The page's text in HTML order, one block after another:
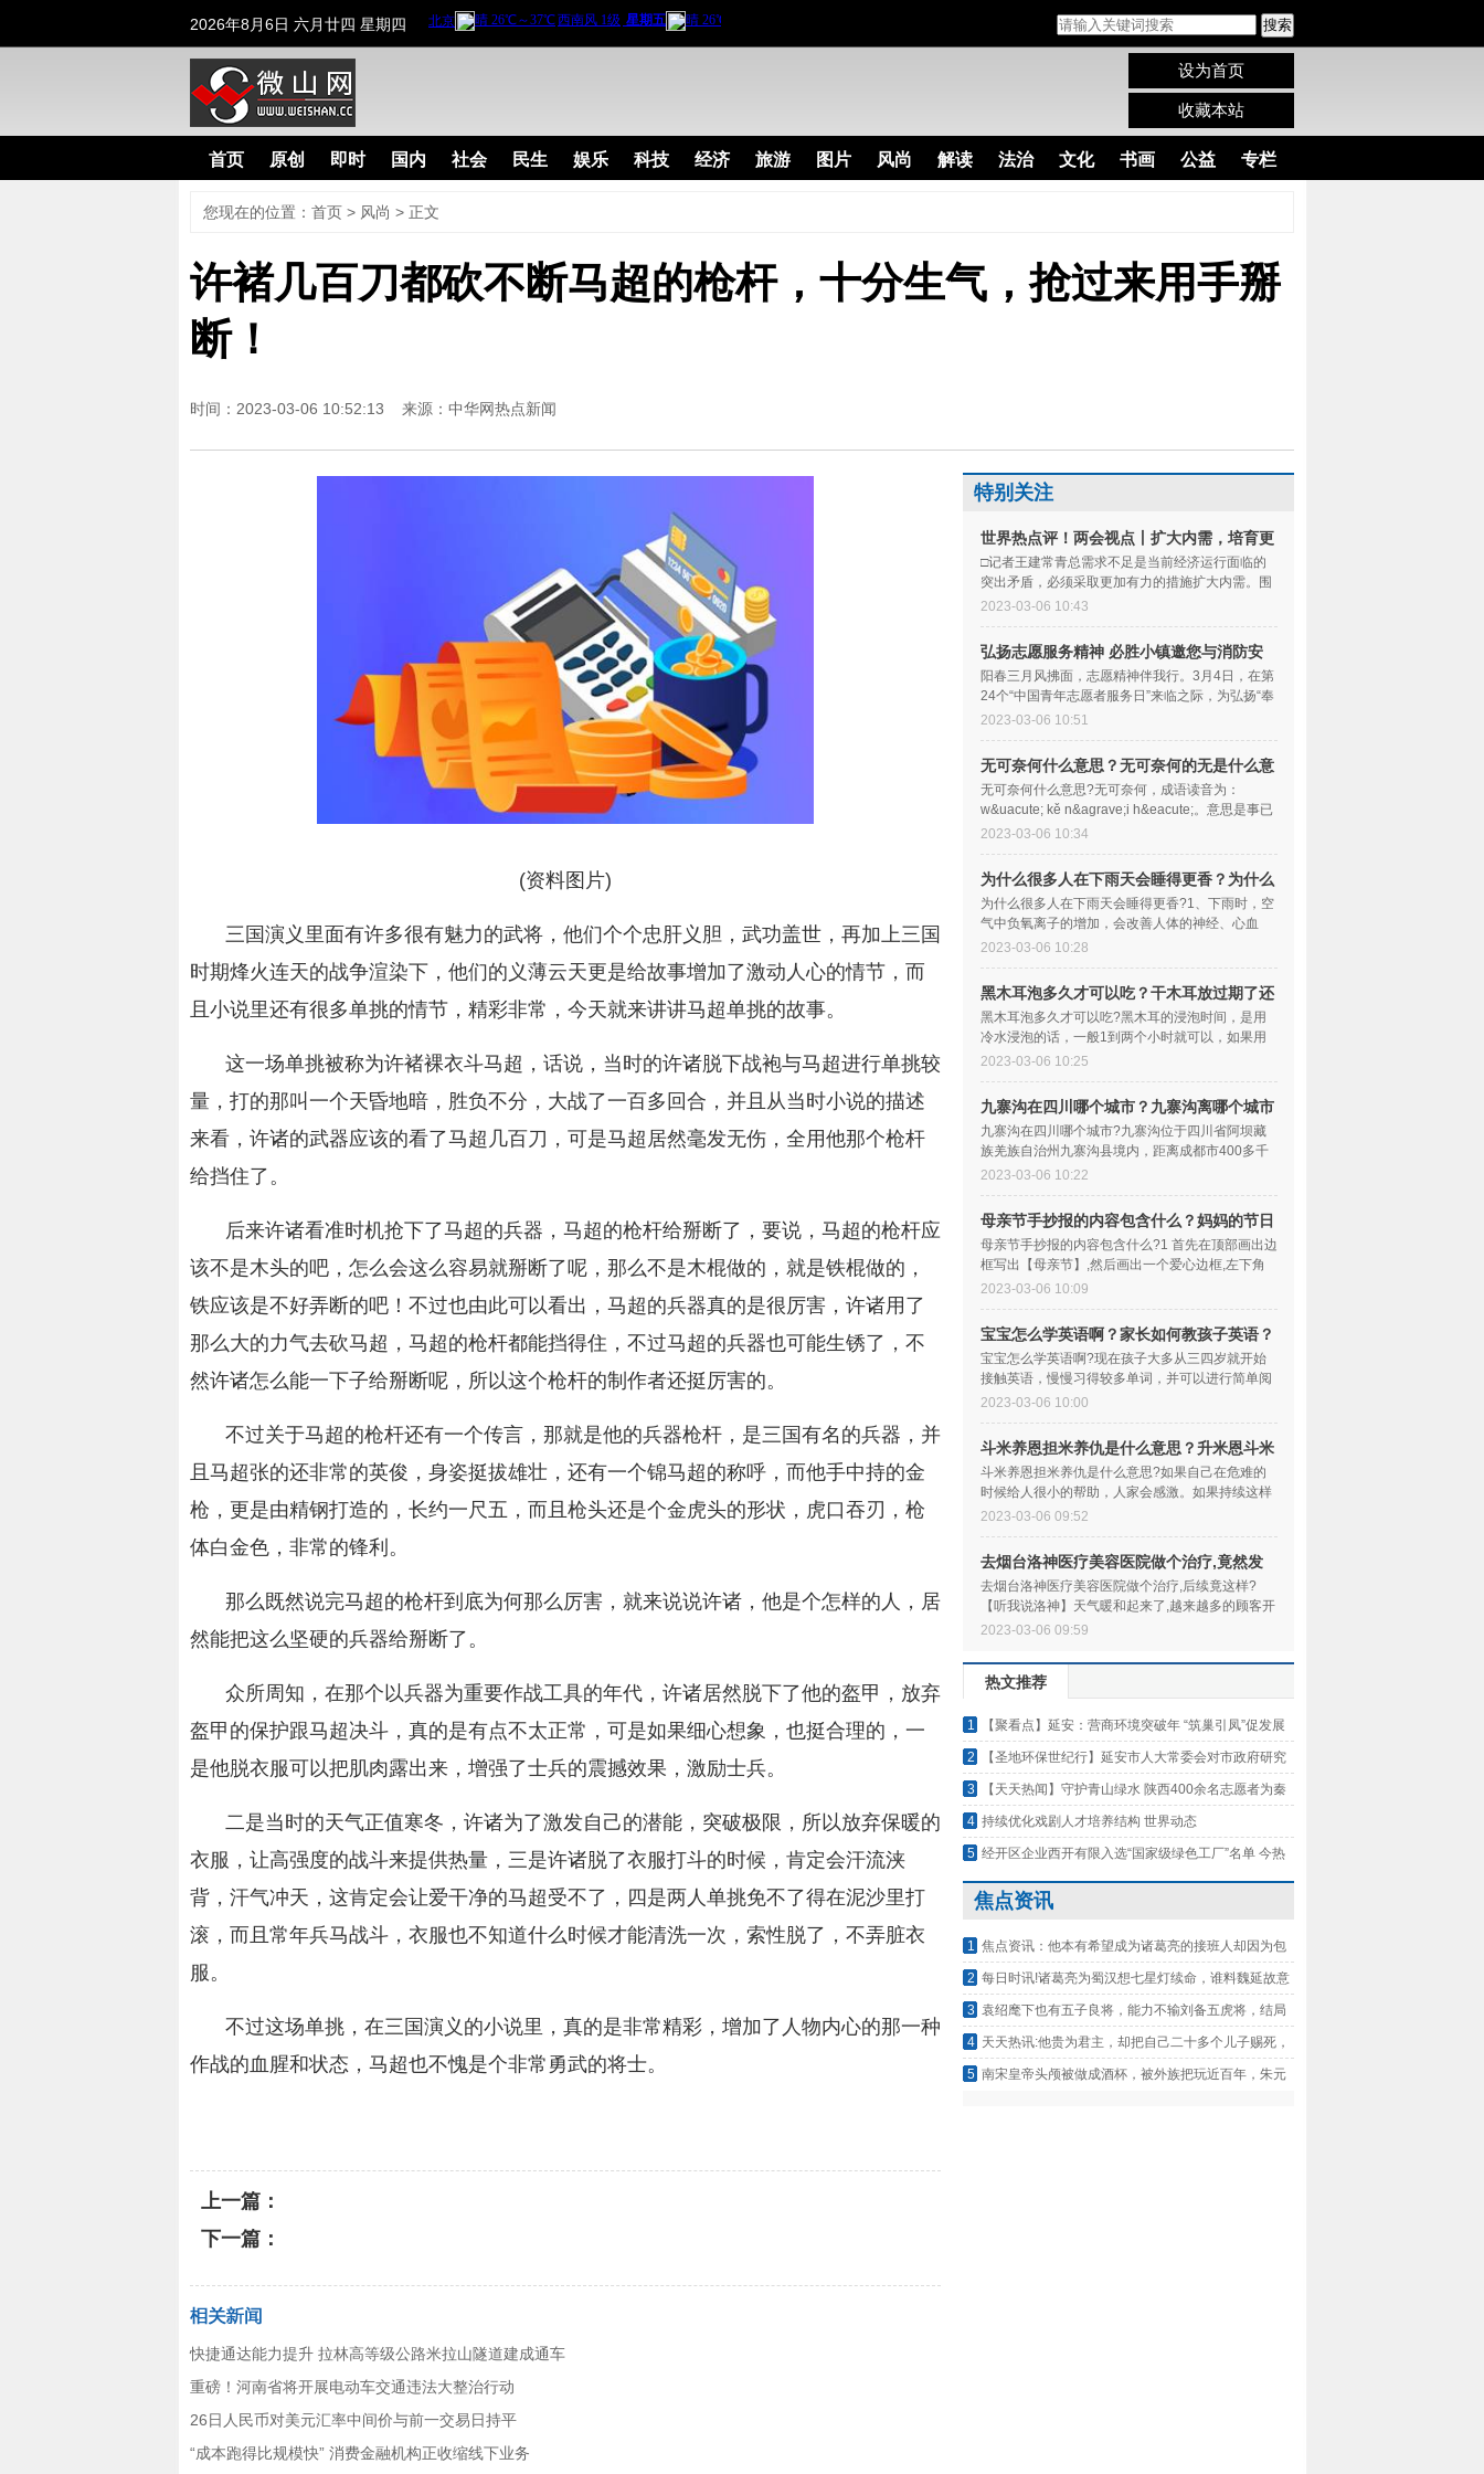
2026年8月6日 六月廿四 星期四 搜索
设为首页
收藏本站
首页 原创 即时 国内 社会 民生 娱乐 科技 经济 旅游 图片 风尚 解读 法治 文化 书画 公益 专栏
您现在的位置： 首页 > 风尚 > 正文
许褚几百刀都砍不断马超的枪杆，十分生气，抢过来用手掰
断！
时间：2023-03-06 10:52:13 来源： 中华网热点新闻
(资料图片)
三国演义里面有许多很有魅力的武将，他们个个忠肝义胆，武功盖世，再加上三国
时期烽火连天的战争渲染下，他们的义薄云天更是给故事增加了激动人心的情节，而
且小说里还有很多单挑的情节，精彩非常，今天就来讲讲马超单挑的故事。
这一场单挑被称为许褚裸衣斗马超，话说，当时的许诸脱下战袍与马超进行单挑较
量，打的那叫一个天昏地暗，胜负不分，大战了一百多回合，并且从当时小说的描述
来看，许诸的武器应该的看了马超几百刀，可是马超居然毫发无伤，全用他那个枪杆
给挡住了。
后来许诸看准时机抢下了马超的兵器，马超的枪杆给掰断了，要说，马超的枪杆应
该不是木头的吧，怎么会这么容易就掰断了呢，那么不是木棍做的，就是铁棍做的，
铁应该是不好弄断的吧！不过也由此可以看出，马超的兵器真的是很厉害，许诸用了
那么大的力气去砍马超，马超的枪杆都能挡得住，不过马超的兵器也可能生锈了，不
然许诸怎么能一下子给掰断呢，所以这个枪杆的制作者还挺厉害的。
不过关于马超的枪杆还有一个传言，那就是他的兵器枪杆，是三国有名的兵器，并
且马超张的还非常的英俊，身姿挺拔雄壮，还有一个锦马超的称呼，而他手中持的金
枪，更是由精钢打造的，长约一尺五，而且枪头还是个金虎头的形状，虎口吞刃，枪
体白金色，非常的锋利。
那么既然说完马超的枪杆到底为何那么厉害，就来说说许诸，他是个怎样的人，居
然能把这么坚硬的兵器给掰断了。
众所周知，在那个以兵器为重要作战工具的年代，许诸居然脱下了他的盔甲，放弃
盔甲的保护跟马超决斗，真的是有点不太正常，可是如果细心想象，也挺合理的，一
是他脱衣服可以把肌肉露出来，增强了士兵的震撼效果，激励士兵。
二是当时的天气正值寒冬，许诸为了激发自己的潜能，突破极限，所以放弃保暖的
衣服，让高强度的战斗来提供热量，三是许诸脱了衣服打斗的时候，肯定会汗流浃
背，汗气冲天，这肯定会让爱干净的马超受不了，四是两人单挑免不了得在泥沙里打
滚，而且常年兵马战斗，衣服也不知道什么时候才能清洗一次，索性脱了，不弄脏衣
服。
不过这场单挑，在三国演义的小说里，真的是非常精彩，增加了人物内心的那一种
作战的血腥和状态，马超也不愧是个非常勇武的将士。
上一篇：
下一篇：
快捷通达能力提升 拉林高等级公路米拉山隧道建成通车
重磅！河南省将开展电动车交通违法大整治行动
26日人民币对美元汇率中间价与前一交易日持平
“成本跑得比规模快” 消费金融机构正收缩线下业务
特别关注
世界热点评！两会视点丨扩大内需，培育更
多经济增长动力源
□记者王建常青总需求不足是当前经济运行面临的
突出矛盾，必须采取更加有力的措施扩大内需。围
绕“着力扩大国内需求”，政府工作报告提出，“
2023-03-06 10:43
弘扬志愿服务精神 必胜小镇邀您与消防安
全科普同行
阳春三月风拂面，志愿精神伴我行。3月4日，在第
24个“中国青年志愿者服务日”来临之际，为弘扬“奉
献、友爱、互动、进步”的志愿精神，让孩子
2023-03-06 10:51
无可奈何什么意思？无可奈何的无是什么意
思？
无可奈何什么意思?无可奈何，成语读音为：
w&uacute; kě n&agrave;i h&eacute;。意思是事已
如此，想挽回已无能为力。故事内容为：范雎当
2023-03-06 10:34
为什么很多人在下雨天会睡得更香？为什么
冷的时候睡得香？
为什么很多人在下雨天会睡得更香?1、下雨时，空
气中负氧离子的增加，会改善人体的神经、心血
管、血液和呼吸等各个系统功能，有镇静和催眠的
2023-03-06 10:28
黑木耳泡多久才可以吃？干木耳放过期了还
能吃吗？
黑木耳泡多久才可以吃?黑木耳的浸泡时间，是用
冷水浸泡的话，一般1到两个小时就可以，如果用
温水密封浸泡几分钟就行，以免因泡时过久发生不
2023-03-06 10:25
九寨沟在四川哪个城市？九寨沟离哪个城市
近啊？
九寨沟在四川哪个城市?九寨沟位于四川省阿坝藏
族羌族自治州九寨沟县境内，距离成都市400多千
米，系长江水系嘉陵江上游白水江源头的一条大支
2023-03-06 10:22
母亲节手抄报的内容包含什么？妈妈的节日
几月几日？
母亲节手抄报的内容包含什么?1 首先在顶部画出边
框写出【母亲节】,然后画出一个爱心边框,左下角
画出母亲抱着孩子。2 然后在右边画出3个边框
2023-03-06 10:09
宝宝怎么学英语啊？家长如何教孩子英语？
宝宝怎么学英语啊?现在孩子大多从三四岁就开始
接触英语，慢慢习得较多单词，并可以进行简单阅
读。然而在八九岁的年龄随着学习的深入，孩子
2023-03-06 10:00
斗米养恩担米养仇是什么意思？升米恩斗米
仇的故事是什么？
斗米养恩担米养仇是什么意思?如果自己在危难的
时候给人很小的帮助，人家会感激。如果持续这样
下去，突然某次因为什么原因没有帮忙，对方就
2023-03-06 09:52
去烟台洛神医疗美容医院做个治疗,竟然发
生这样的后续？
去烟台洛神医疗美容医院做个治疗,后续竟这样?
【听我说洛神】天气暖和起来了,越来越多的顾客开
始重启塑美计划,小慧昨天刚去洛神做了个治疗,
2023-03-06 09:59
热文推荐
1 【聚看点】延安：营商环境突破年 “筑巢引凤”促发展
2
【圣地环保世纪行】延安市人大常委会对市政府研究
处理城市改造房屋征收工作报告审议意见情况进行调研-
全球要闻
3
【天天热闻】守护青山绿水 陕西400余名志愿者为秦
岭植树添绿
4 持续优化戏剧人才培养结构 世界动态
5 经开区企业西开有限入选“国家级绿色工厂”名单 今热
点
焦点资讯
1 焦点资讯：他本有希望成为诸葛亮的接班人却因为包
庇马谡被诸葛亮弃用
2 每日时讯!诸葛亮为蜀汉想七星灯续命，谁料魏延故意
闯入灭灯？
3 袁绍麾下也有五子良将，能力不输刘备五虎将，结局
却一个比一个惨|天天观察
4
天天热讯:他贵为君主，却把自己二十多个儿子赐死，
只留了一个太子
5 南宋皇帝头颅被做成酒杯，被外族把玩近百年，朱元